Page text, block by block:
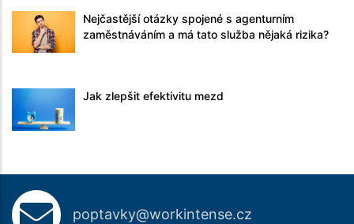
Nejčastější otázky spojené s agenturním
zaměstnáváním a má tato služba nějaká rizika?
Jak zlepšit efektivitu mezd
poptavky@workintense.cz